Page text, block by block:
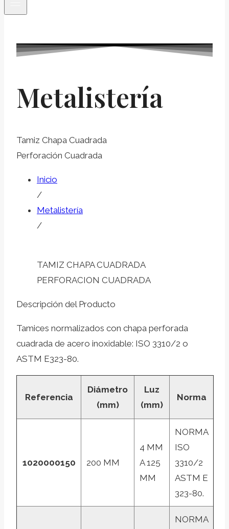
Metalistería
Tamiz Chapa Cuadrada
Perforación Cuadrada
Inicio
/
Metalistería
/
TAMIZ CHAPA CUADRADA
PERFORACION CUADRADA
Descripción del Producto
Tamices normalizados con chapa perforada
cuadrada de acero inoxidable: ISO 3310/2 o
ASTM E323-80.
Referencia
Diámetro
(mm)
Luz
(mm)
Norma
1020000150 200 MM
4 MM
A 125
MM
NORMA
ISO
3310/2
ASTM E
323-80.
NORMA